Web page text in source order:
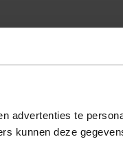
advertenties te
kunnen deze